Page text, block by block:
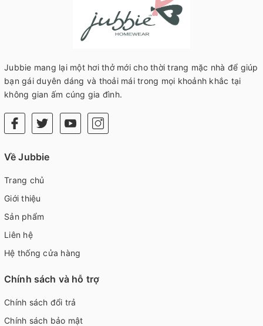
Jubbie mang lại một hơi thở mới cho thời trang mặc nhà để giúp
bạn gái duyên dáng và thoải mái trong mọi khoảnh khắc tại
không gian ấm cúng gia đình.
Về Jubbie
Trang chủ
Giới thiệu
Sản phẩm
Liên hệ
Hệ thống cửa hàng
Chính sách và hỗ trợ
Chính sách đổi trả
Chính sách bảo mật